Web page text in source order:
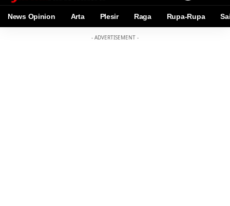
News Opinion Arta Plesir Raga Rupa-Rupa
- ADVERTISEMENT -